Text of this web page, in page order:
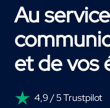
Au
et de vos
4,9 / 5 Trustpilot